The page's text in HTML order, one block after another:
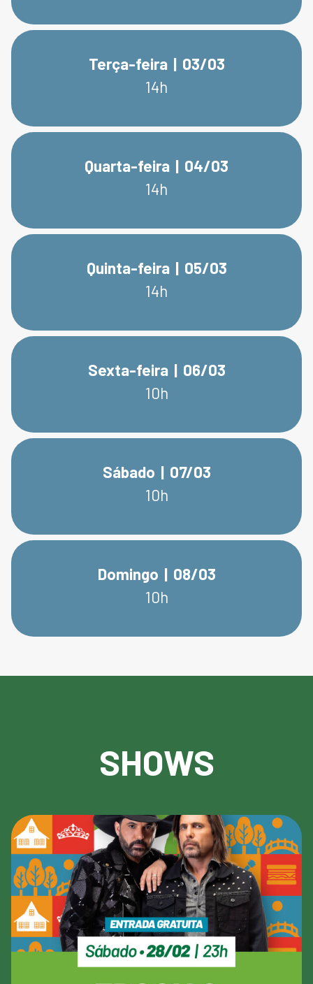
Terça-feira | 03/03
14h
Quarta-feira | 04/03
14h
Quinta-feira | 05/03
14h
Sexta-feira | 06/03
10h
Sábado | 07/03
10h
Domingo | 08/03
10h
SHOWS